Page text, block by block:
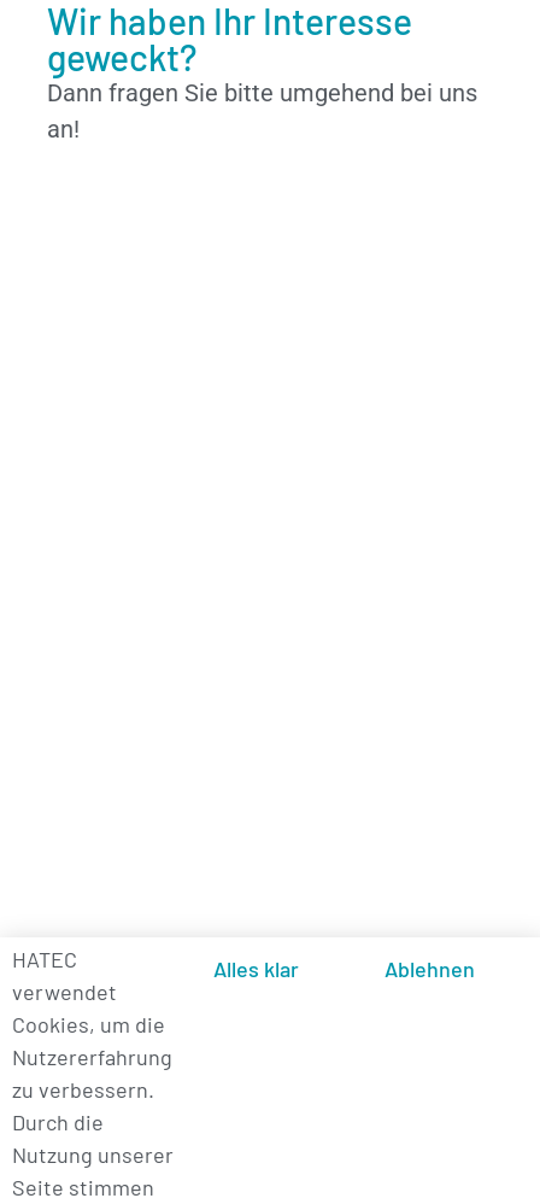
Wir haben Ihr Interesse
geweckt?
Dann fragen Sie bitte umgehend bei uns
an!
HATEC
verwendet
Cookies, um die
Nutzererfahrung
zu verbessern.
Durch die
Nutzung unserer
Seite stimmen
Alles klar Ablehnen